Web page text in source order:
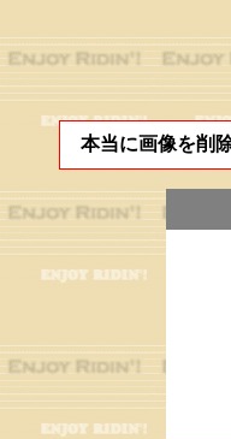
本当に画像を削